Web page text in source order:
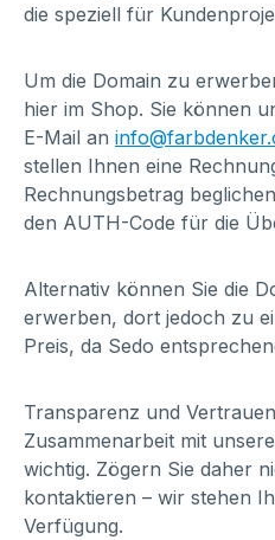
die speziell für
Um die Domain zu
hier im Shop. Sie können
E-Mail an
stellen Ihnen eine
Rechnungsbetrag
den AUTH-Code für die
Alternativ können Sie die
erwerben, dort jedoch zu
Preis, da Sedo
Transparenz und
Zusammenarbeit mit
wichtig. Zögern Sie daher
kontaktieren – wir stehen
Verfügung.